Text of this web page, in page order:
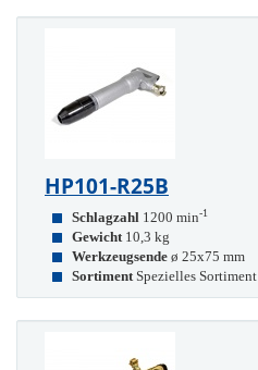
HP101-R25B
Schlagzahl 1200 min-1
Gewicht 10,3 kg
Werkzeugsende ø 25x75 mm
Sortiment Spezielles Sortiment